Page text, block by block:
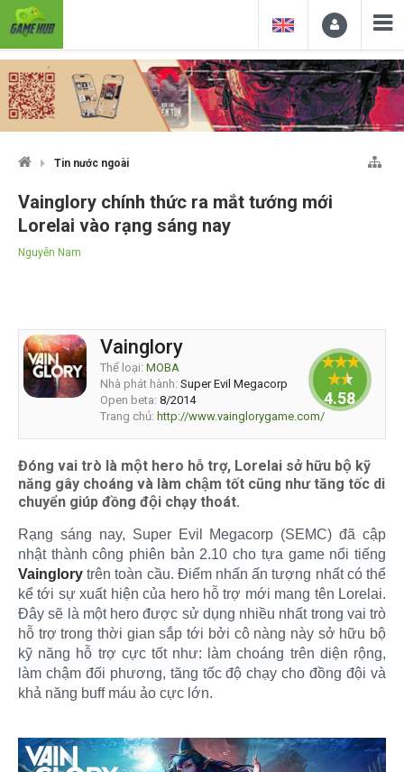
Tin nước ngoài
Vainglory chính thức ra mắt tướng mới
Lorelai vào rạng sáng nay
Nguyễn Nam
Vainglory
Thể loại: MOBA
Nhà phát hành: Super Evil Megacorp
Open beta: 8/2014
Trang chủ: http://www.vainglorygame.com/
4.58333
Đóng vai trò là một hero hỗ trợ, Lorelai sở hữu bộ kỹ
năng gây choáng và làm chậm tốt cũng như tăng tốc di
chuyển giúp đồng đội chạy thoát.
Rạng sáng nay, Super Evil Megacorp (SEMC) đã cập
nhật thành công phiên bản 2.10 cho tựa game nổi tiếng
Vainglory trên toàn cầu. Điểm nhấn ấn tượng nhất có thể
kể tới sự xuất hiện của hero hỗ trợ mới mang tên Lorelai.
Đây sẽ là một hero được sử dụng nhiều nhất trong vai trò
hỗ trợ trong thời gian sắp tới bởi cô nàng này sở hữu bộ
kỹ năng hỗ trợ cực tốt như: làm choáng trên diện rộng,
làm chậm đối phương, tăng tốc độ chạy cho đồng đội và
khả năng buff máu ảo cực lớn.